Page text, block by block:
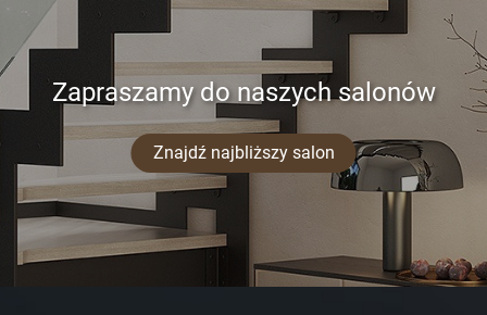
Zapraszamy do naszych salonów
Znajdź najbliższy salon